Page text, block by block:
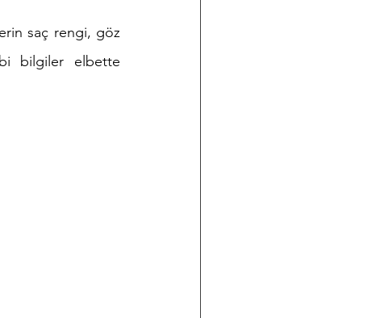
saç rengi, göz
bilgiler elbette